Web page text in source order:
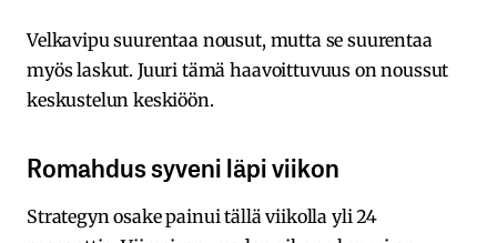
Velkavipu suurentaa nousut, mutta se suurentaa
myös laskut. Juuri tämä haavoittuvuus on noussut
keskustelun keskiöön.
Romahdus syveni läpi viikon
Strategyn osake painui tällä viikolla yli 24